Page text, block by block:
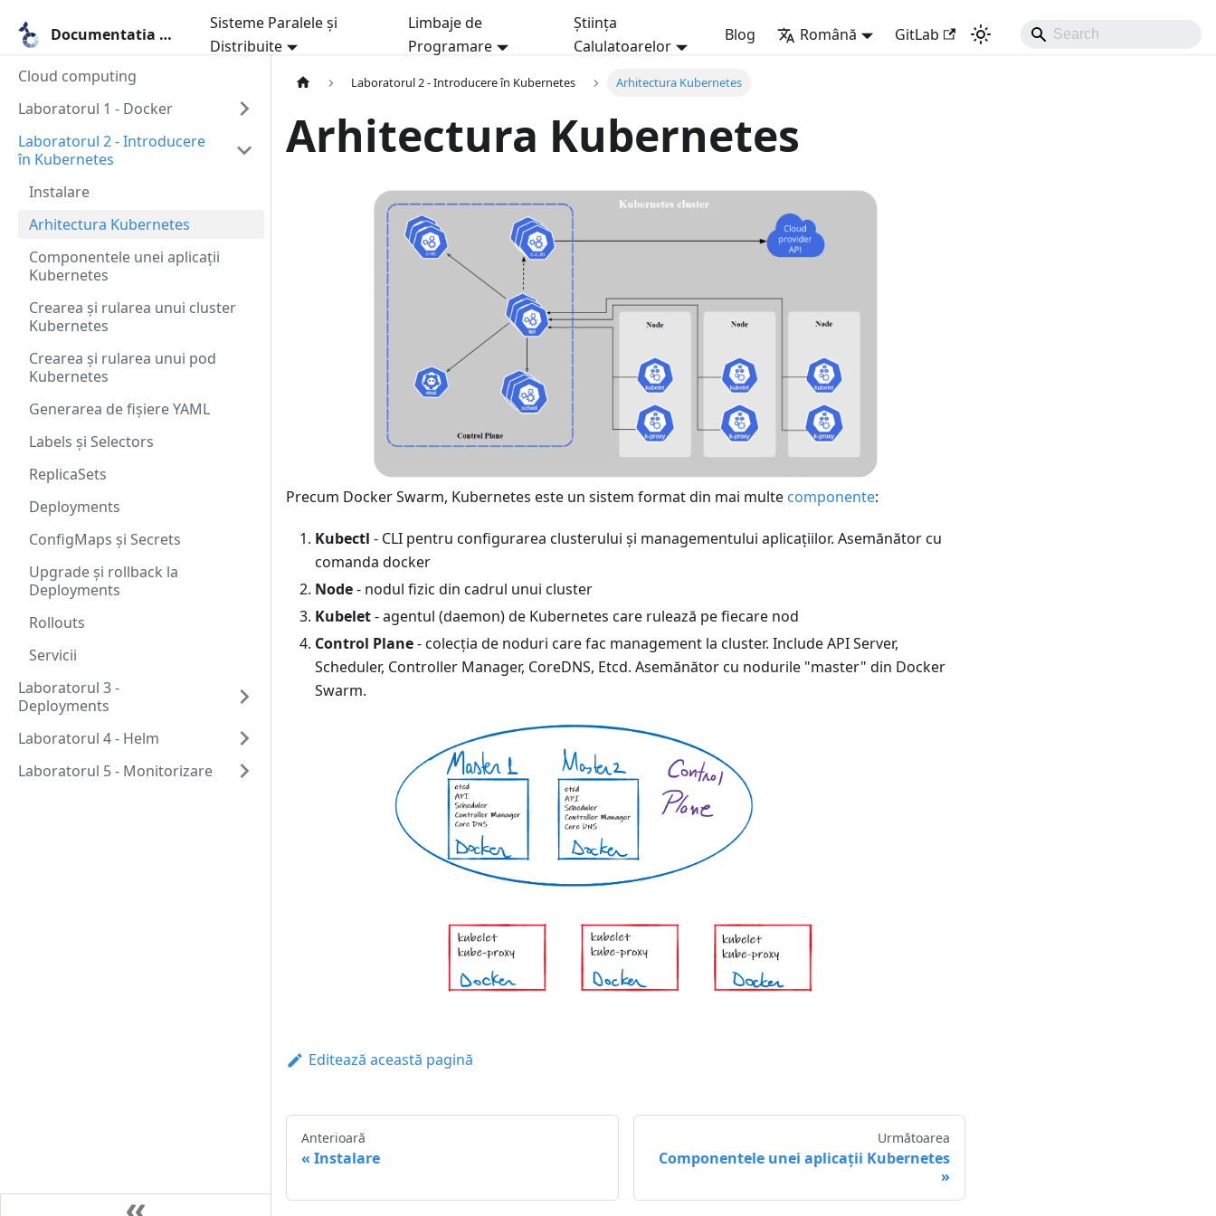
Documentatia MobyLab
Sisteme Paralele și
Distribuite
Limbaje de
Programare
Știința
Calulatoarelor
Blog Română GitLab
Cloud computing
Laboratorul 1 - Docker
Laboratorul 2 - Introducere
în Kubernetes
Instalare
Arhitectura Kubernetes
Componentele unei aplicații
Kubernetes
Crearea și rularea unui cluster
Kubernetes
Crearea și rularea unui pod
Kubernetes
Generarea de fișiere YAML
Labels și Selectors
ReplicaSets
Deployments
ConfigMaps și Secrets
Upgrade și rollback la
Deployments
Rollouts
Servicii
Laboratorul 3 -
Deployments
Laboratorul 4 - Helm
Laboratorul 5 - Monitorizare
Laboratorul 2 - Introducere în Kubernetes Arhitectura Kubernetes
Arhitectura Kubernetes
Precum Docker Swarm, Kubernetes este un sistem format din mai multe componente:
Kubectl - CLI pentru configurarea clusterului și managementului aplicațiilor. Asemănător cu
comanda docker
Node- nodul fizic din cadrul unui cluster
Kubelet- agentul (daemon) de Kubernetes care rulează pe fiecare nod
Control Plane- colecția de noduri care fac management la cluster. Include API Server,
Scheduler, Controller Manager, CoreDNS, Etcd. Asemănător cu nodurile "master" din Docker
Swarm.
Editează această pagină
Anterioară
Instalare
Următoarea
Componentele unei aplicații Kubernetes